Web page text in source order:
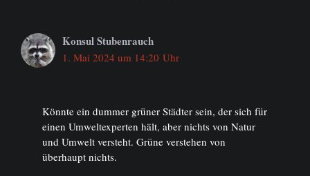
Konsul Stubenrauch
1. Mai 2024 um 14:20 Uhr
Könnte ein dummer grüner Städter sein, der sich für
einen Umweltexperten hält, aber nichts von Natur
und Umwelt versteht. Grüne verstehen von
überhaupt nichts.